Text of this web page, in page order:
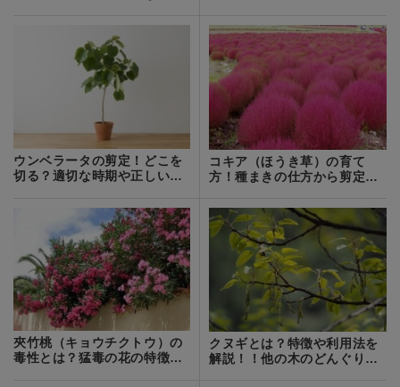
ウンベラータの剪定！どこを
切る？適切な時期や正しい切
コキア（ほうき草）の育て
方！種まきの仕方から剪定や
夾竹桃（キョウチクトウ）の
毒性とは？猛毒の花の特徴や
クヌギとは？特徴や利用法を
解説！！他の木のどんぐりと